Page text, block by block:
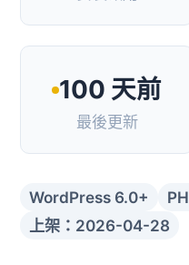
100 天前
最後更新
WordPress 6.0+
上架：2026-04-28